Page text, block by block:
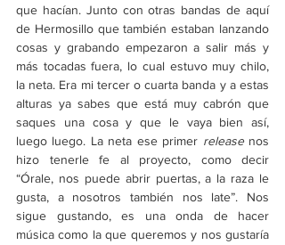
que hacían. Junto con otras bandas de aquí
de Hermosillo que también estaban lanzando
cosas y grabando empezaron a salir más y
más tocadas fuera, lo cual estuvo muy chilo,
la neta. Era mi tercer o cuarta banda y a estas
alturas ya sabes que está muy cabrón que
saques una cosa y que le vaya bien así,
luego luego. La neta ese primer release nos
hizo tenerle fe al proyecto, como decir
“Órale, nos puede abrir puertas, a la raza le
gusta, a nosotros también nos late”. Nos
sigue gustando, es una onda de hacer
música como la que queremos y nos gustaría